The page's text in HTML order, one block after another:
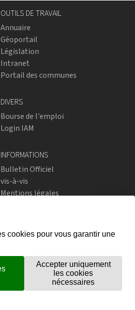
OUTILS DE TRAVAIL
Annuaire
Géoportail
Législation
Intranet
Portail des communes
DIVERS
Bourse de l'emploi
Login IAM
INFORMATIONS
Bulletin Officiel
vis-à-vis
Mentions légales
Instagram
flickr